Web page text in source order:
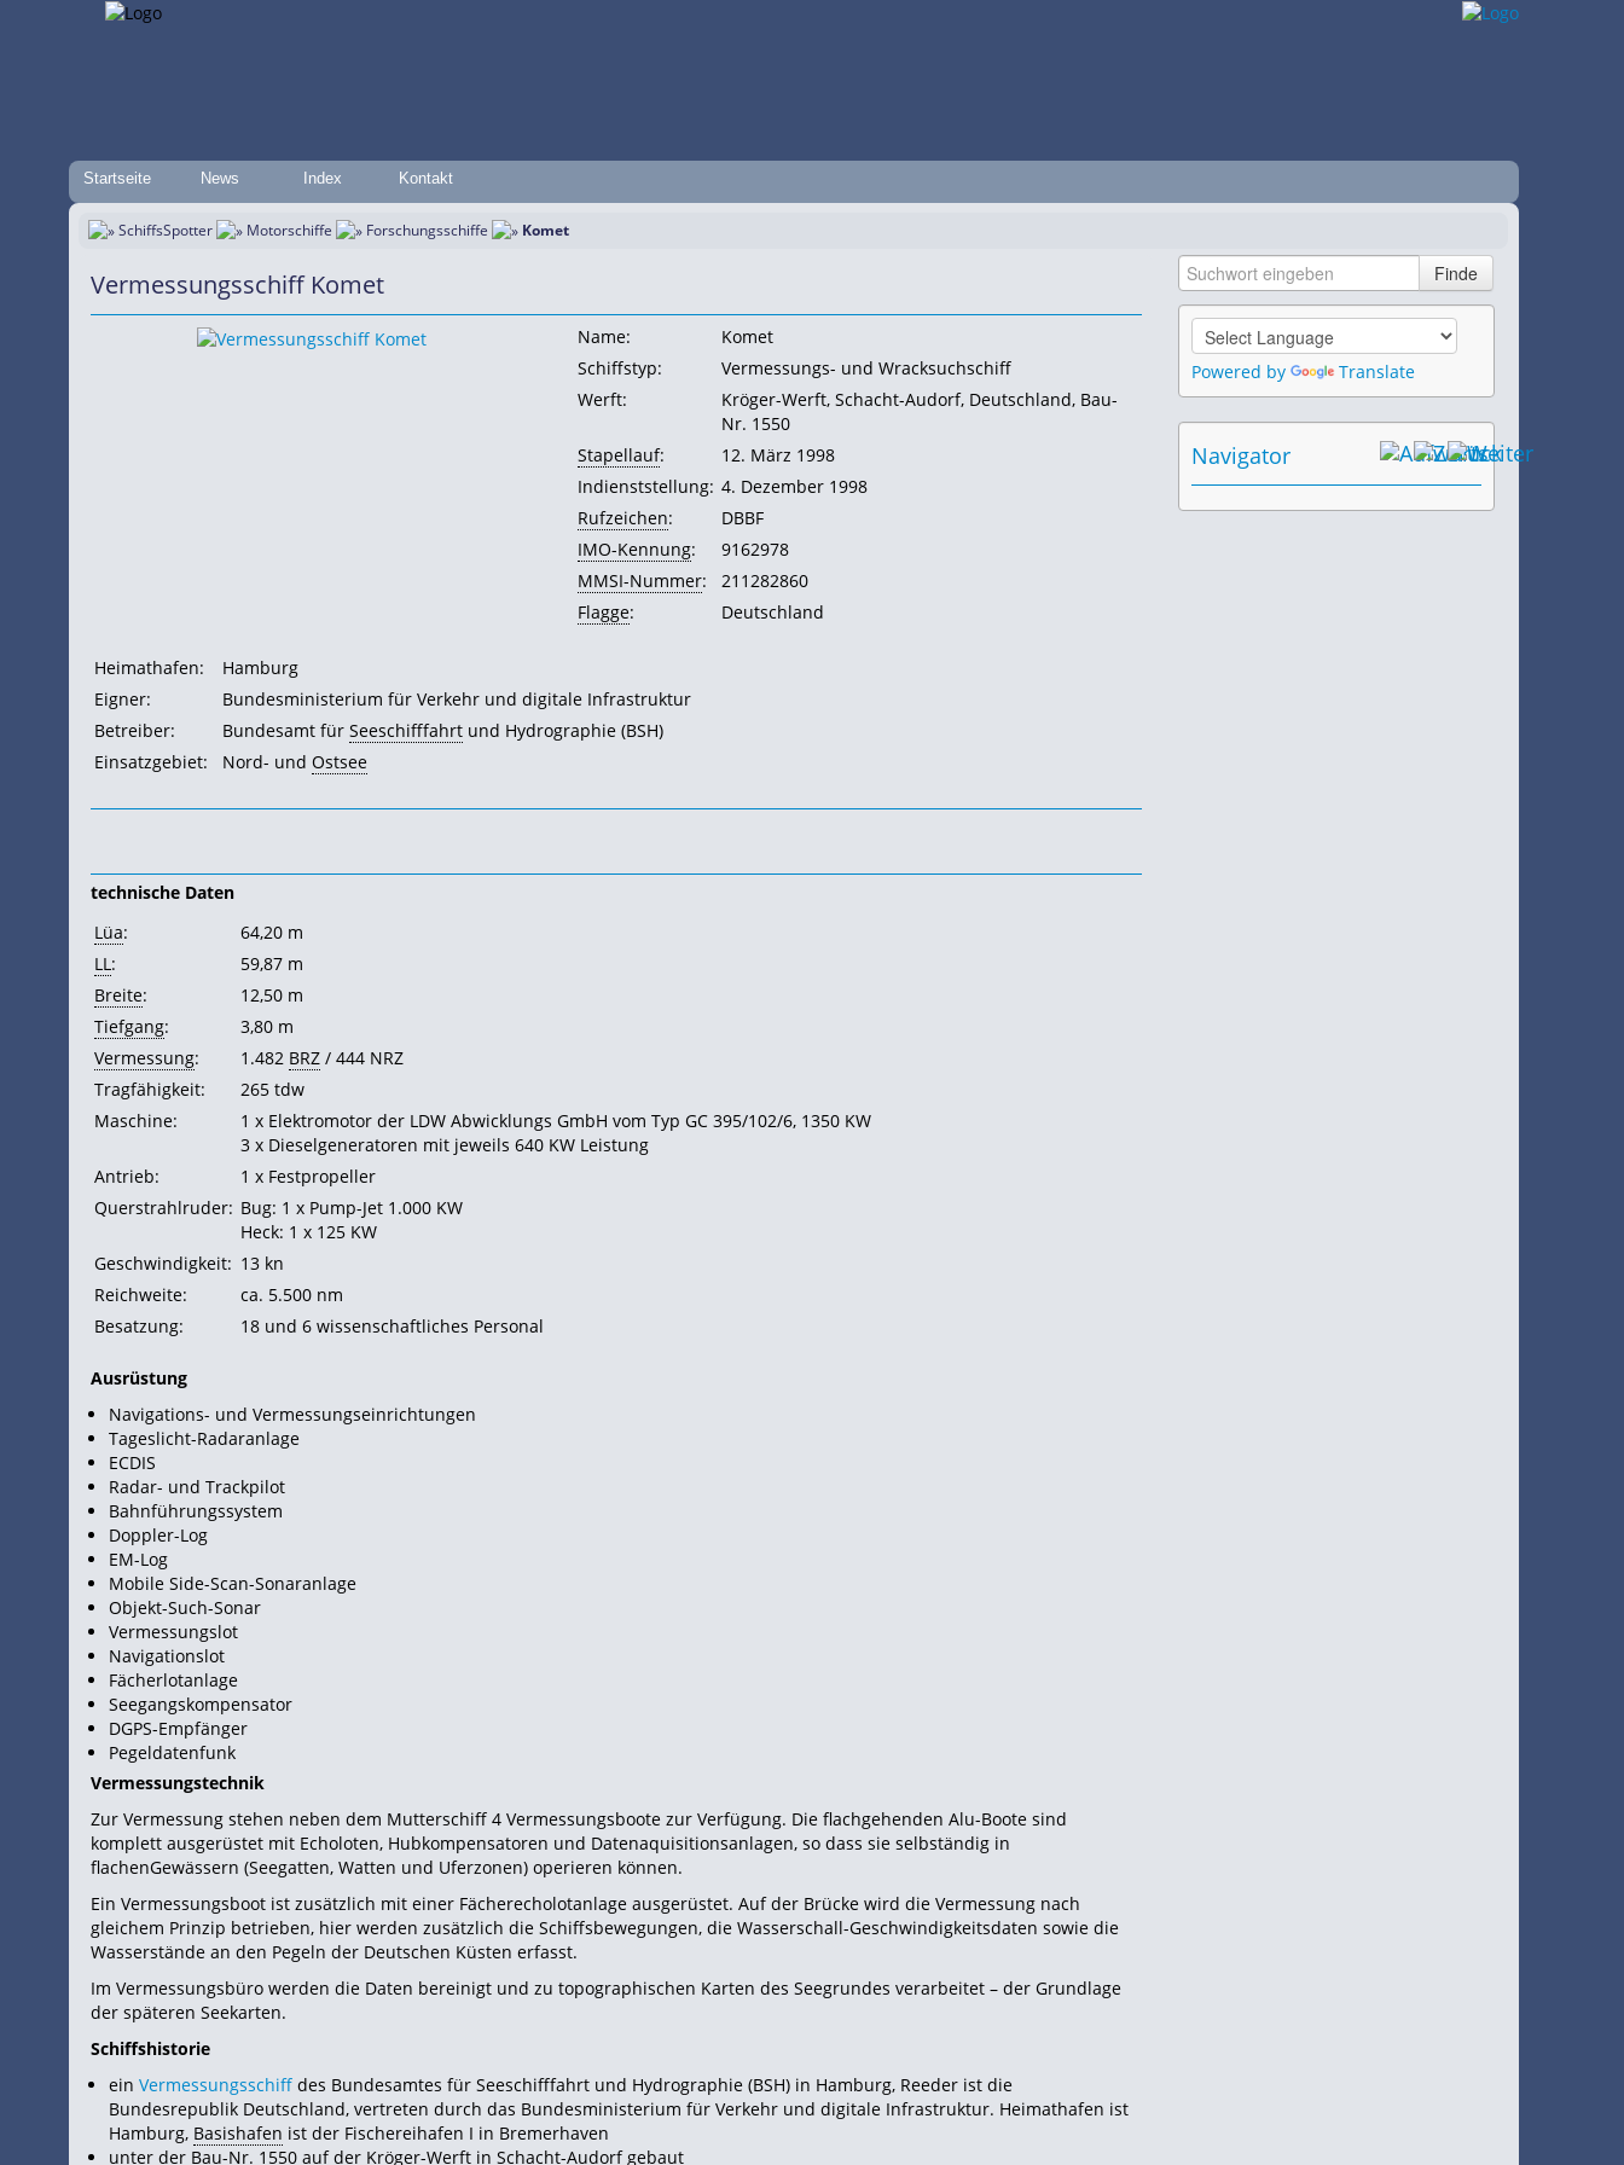
Startseite News Index Kontakt
SchiffsSpotter Motorschiffe Forschungsschiffe Komet
Vermessungsschiff Komet
Name:
Komet
Schiffstyp:
Vermessungs- und Wracksuchschiff
Werft:
Kröger-Werft, Schacht-Audorf, Deutschland, Bau-
Nr. 1550
Stapellauf:
12. März 1998
Indienststellung: 4. Dezember 1998
Rufzeichen:
DBBF
IMO-Kennung:
9162978
MMSI-Nummer:
211282860
Flagge: Deutschland
Heimathafen:
Hamburg
Eigner:
Bundesministerium für Verkehr und digitale Infrastruktur
Betreiber:
Bundesamt für Seeschifffahrt und Hydrographie (BSH)
Einsatzgebiet:
Nord- und Ostsee
technische Daten
Lüa:
64,20 m
LL:
59,87 m
Breite:
12,50 m
Tiefgang:
3,80 m
Vermessung: 1.482 BRZ / 444 NRZ
Tragfähigkeit:
265 tdw
Maschine:
1 x Elektromotor der LDW Abwicklungs GmbH vom Typ GC 395/102/6, 1350 KW
3 x Dieselgeneratoren mit jeweils 640 KW Leistung
Antrieb:
1 x Festpropeller
Querstrahlruder: Bug: 1 x Pump-Jet 1.000 KW
Heck: 1 x 125 KW
Geschwindigkeit: 13 kn
Reichweite:
ca. 5.500 nm
Besatzung:
18 und 6 wissenschaftliches Personal
Ausrüstung
Navigations- und Vermessungseinrichtungen
Tageslicht-Radaranlage
ECDIS
Radar- und Trackpilot
Bahnführungssystem
Doppler-Log
EM-Log
Mobile Side-Scan-Sonaranlage
Objekt-Such-Sonar
Vermessungslot
Navigationslot
Fächerlotanlage
Seegangskompensator
DGPS-Empfänger
Pegeldatenfunk
Vermessungstechnik
Zur Vermessung stehen neben dem Mutterschiff 4 Vermessungsboote zur Verfügung. Die flachgehenden Alu-Boote sind
komplett ausgerüstet mit Echoloten, Hubkompensatoren und Datenaquisitionsanlagen, so dass sie selbständig in
flachenGewässern (Seegatten, Watten und Uferzonen) operieren können.
Ein Vermessungsboot ist zusätzlich mit einer Fächerecholotanlage ausgerüstet. Auf der Brücke wird die Vermessung nach
gleichem Prinzip betrieben, hier werden zusätzlich die Schiffsbewegungen, die Wasserschall-Geschwindigkeitsdaten sowie die
Wasserstände an den Pegeln der Deutschen Küsten erfasst.
Im Vermessungsbüro werden die Daten bereinigt und zu topographischen Karten des Seegrundes verarbeitet – der Grundlage
der späteren Seekarten.
Schiffshistorie
ein Vermessungsschiff des Bundesamtes für Seeschifffahrt und Hydrographie (BSH) in Hamburg, Reeder ist die
Bundesrepublik Deutschland, vertreten durch das Bundesministerium für Verkehr und digitale Infrastruktur. Heimathafen ist
Hamburg, Basishafen ist der Fischereihafen I in Bremerhaven
unter der Bau-Nr. 1550 auf der Kröger-Werft in Schacht-Audorf gebaut
Powered by Translate
Navigator